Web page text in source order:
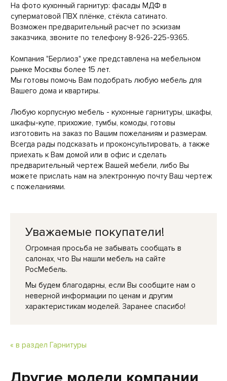
На фото кухонный гарнитур: фасады МДФ в
суперматовой ПВХ плёнке, стёкла сатинато.
Возможен предварительный расчет по эскизам
заказчика, звоните по телефону 8-926-225-9365.
Компания "Берлиоз" уже представлена на мебельном
рынке Москвы более 15 лет.
Мы готовы помочь Вам подобрать любую мебель для
Вашего дома и квартиры.
Любую корпусную мебель - кухонные гарнитуры, шкафы,
шкафы-купе, прихожие, тумбы, комоды, готовы
изготовить на заказ по Вашим пожеланиям и размерам.
Всегда рады подсказать и проконсультировать, а также
приехать к Вам домой или в офис и сделать
предварительный чертеж Вашей мебели, либо Вы
можете прислать нам на электронную почту Ваш чертеж
с пожеланиями.
Уважаемые покупатели!
Огромная просьба не забывать сообщать в
салонах, что Вы нашли мебель на сайте
РосМебель.
Мы будем благодарны, если Вы сообщите нам о
неверной информации по ценам и другим
характеристикам моделей. Заранее спасибо!
« в раздел Гарнитуры